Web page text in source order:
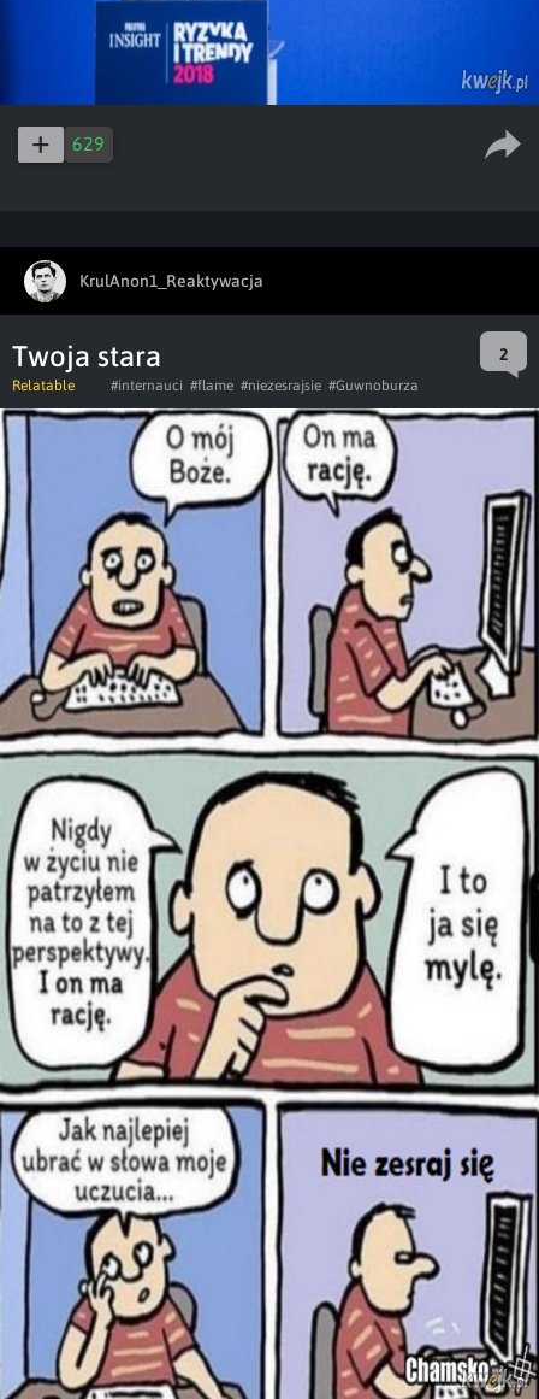
629
KrulAnon1_Reaktywacja
Twoja stara 2
Relatable #internauci #flame #niezesrajsie #Guwnoburza